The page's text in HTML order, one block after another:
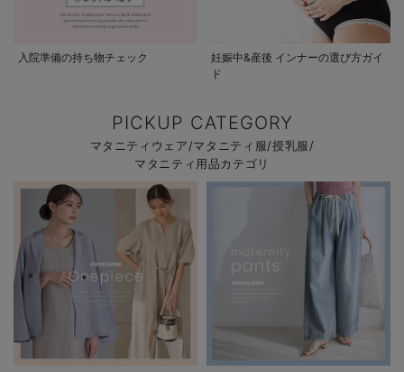
入院準備の持ち物チェック
妊娠中&産後 インナーの選び方ガイ
ド
PICKUP CATEGORY
マタニティウェア/マタニティ服/授乳服/
マタニティ用品カテゴリ